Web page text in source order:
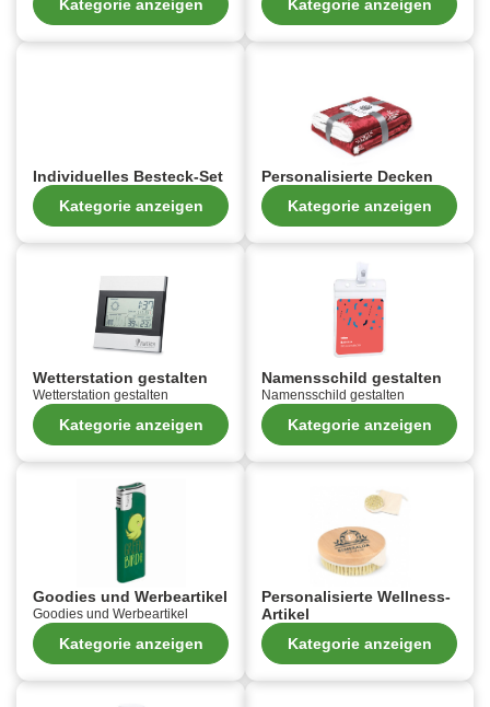
Kategorie anzeigen Kategorie anzeigen
Individuelles Besteck-Set
Kategorie anzeigen
Personalisierte Decken
Kategorie anzeigen
Wetterstation gestalten
Wetterstation gestalten
Kategorie anzeigen
Namensschild gestalten
Namensschild gestalten
Kategorie anzeigen
Goodies und Werbeartikel
Goodies und Werbeartikel
Kategorie anzeigen
Personalisierte Wellness-
Artikel
Kategorie anzeigen